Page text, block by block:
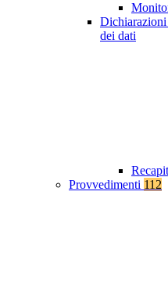
dei dati
Provvedimenti 112